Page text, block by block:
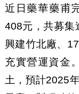
近日藥華藥甫
408元，共募集
興建竹北廠、
充實營運資金
土，預計2025